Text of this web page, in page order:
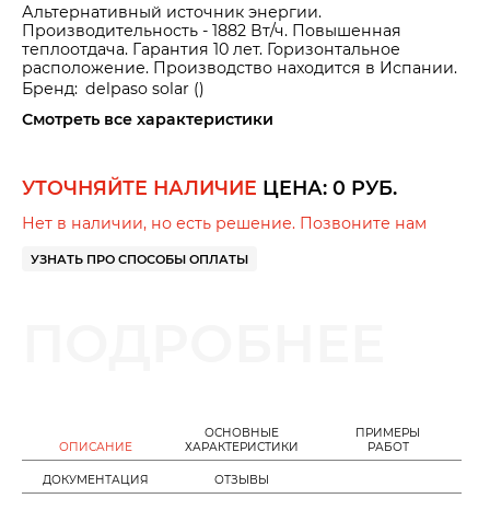
Альтернативный источник энергии.
Производительность - 1882 Вт/ч. Повышенная
теплоотдача. Гарантия 10 лет. Горизонтальное
расположение. Производство находится в Испании.
Бренд: delpaso solar()
Смотреть все характеристики
УТОЧНЯЙТЕ НАЛИЧИЕ ЦЕНА: 0 РУБ.
Нет в наличии, но есть решение. Позвоните нам
УЗНАТЬ ПРО СПОСОБЫ ОПЛАТЫ
ОПИСАНИЕ
ОСНОВНЫЕ
ХАРАКТЕРИСТИКИ
ПРИМЕРЫ
РАБОТ
ДОКУМЕНТАЦИЯ ОТЗЫВЫ